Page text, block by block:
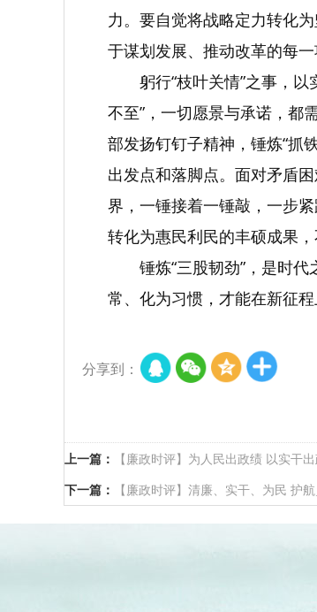
力。要自觉将战略定力转化
于谋划发展、推动改革的每
躬行“枝叶关情”之事，
不至”，一切愿景与承诺，都
部发扬钉钉子精神，锤炼“抓
出发点和落脚点。面对矛盾
界，一锤接着一锤敲，一步
转化为惠民利民的丰硕成果，
锤炼“三股韧劲”，是时
常、化为习惯，才能在新征
分享到：
上一篇：
【廉政时评】为人民出政绩 以实干
下一篇：
【廉政时评】清廉、实干、为民 护